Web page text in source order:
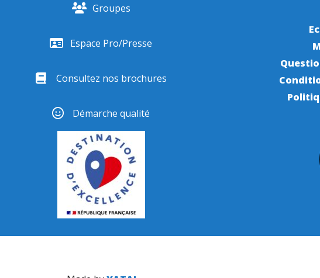
Groupes
Espace Pro/Presse
Consultez nos brochures
Démarche qualité